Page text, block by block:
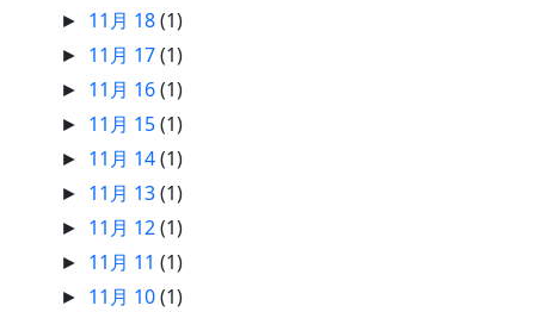
► 11月 18(1)
► 11月 17(1)
► 11月 16(1)
► 11月 15(1)
► 11月 14(1)
► 11月 13(1)
► 11月 12(1)
► 11月 11(1)
► 11月 10(1)